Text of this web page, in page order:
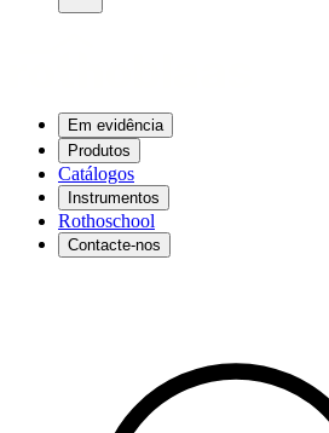
Em evidência
Produtos
Catálogos
Instrumentos
Rothoschool
Contacte-nos